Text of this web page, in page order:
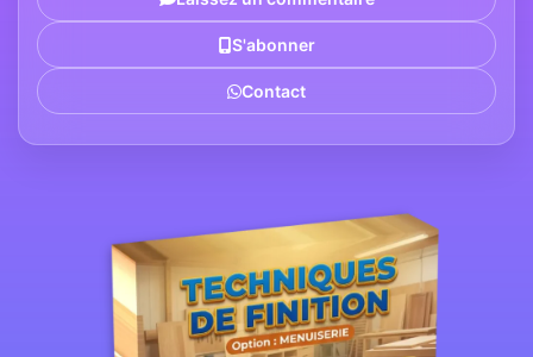
S'abonner
Contact